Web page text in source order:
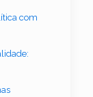
com